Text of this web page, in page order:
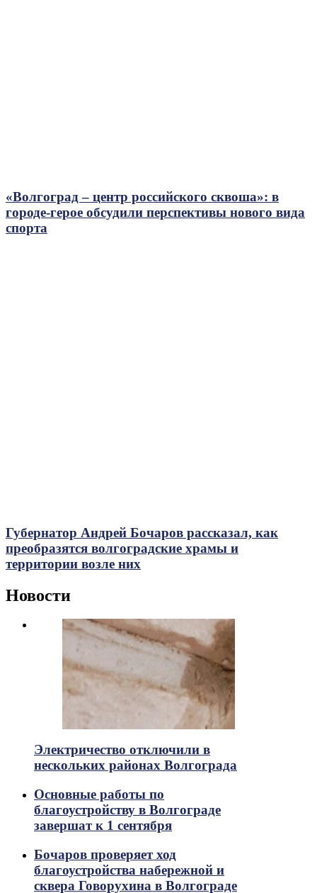
«Волгоград – центр российского сквоша»: в
городе-герое обсудили перспективы нового вида
спорта
Губернатор Андрей Бочаров рассказал, как
преобразятся волгоградские храмы и
территории возле них
Новости
Электричество отключили в
нескольких районах Волгограда
Основные работы по
благоустройству в Волгограде
завершат к 1 сентября
Бочаров проверяет ход
благоустройства набережной и
сквера Говорухина в Волгограде